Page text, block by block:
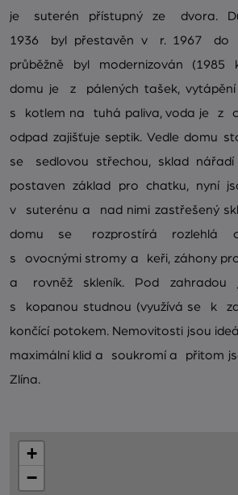
je suterén přístupný ze dvora.
1936 byl přestavěn v r. 1967 do
průběžně byl modernizován (1985
domu je z pálených tašek,
s kotlem na tuhá paliva, voda je z
odpad zajišťuje septik. Vedle domu
se sedlovou střechou, sklad
postaven základ pro chatku, nyní
v suterénu a nad nimi zastřešený
domu se rozprostírá rozlehlá
s ovocnými stromy a keři, záhony
a rovněž skleník. Pod zahradou
s kopanou studnou (využívá se k
končící potokem. Nemovitosti jsou
maximální klid a soukromí a přitom
Zlína.
+
−